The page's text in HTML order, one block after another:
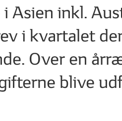
Asien inkl.
i kvartalet
Over en
blive